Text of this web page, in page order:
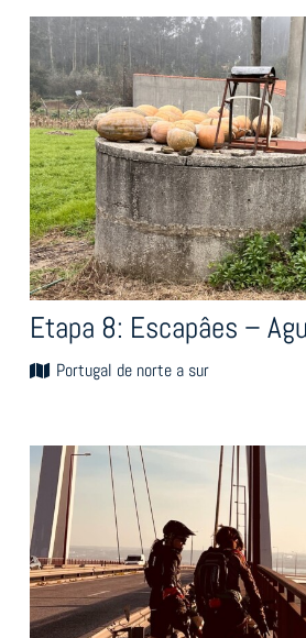
Etapa 8: Escapâes –
Portugal de norte a sur